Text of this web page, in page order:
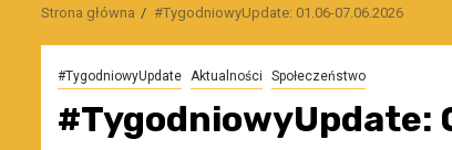
Strona główna #TygodniowyUpdate: 01.06-07.06.2026
#TygodniowyUpdate Aktualności Społeczeństwo
#TygodniowyUpdate: